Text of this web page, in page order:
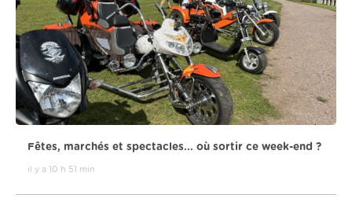
Fêtes, marchés et spectacles... où sortir ce week-end ?
il y a 10 h 51 min